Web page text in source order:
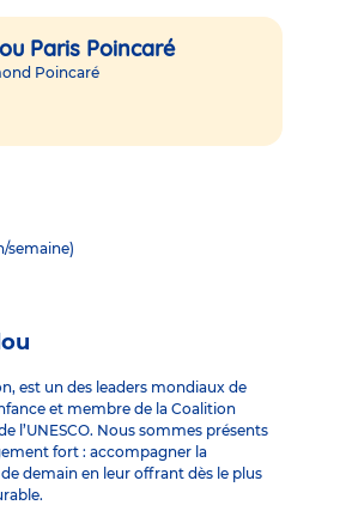
Paris Poincaré
Poincaré
semaine)
est un des leaders mondiaux de
et membre de la Coalition
l’UNESCO. Nous sommes présents
fort : accompagner la
demain en leur offrant dès le plus